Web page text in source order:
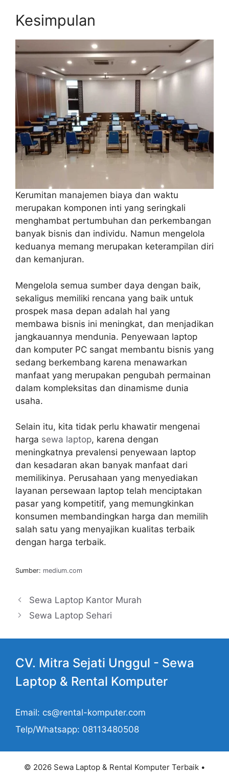
Kesimpulan
Kerumitan manajemen biaya dan waktu
merupakan komponen inti yang seringkali
menghambat pertumbuhan dan perkembangan
banyak bisnis dan individu. Namun mengelola
keduanya memang merupakan keterampilan diri
dan kemanjuran.
Mengelola semua sumber daya dengan baik,
sekaligus memiliki rencana yang baik untuk
prospek masa depan adalah hal yang
membawa bisnis ini meningkat, dan menjadikan
jangkauannya mendunia. Penyewaan laptop
dan komputer PC sangat membantu bisnis yang
sedang berkembang karena menawarkan
manfaat yang merupakan pengubah permainan
dalam kompleksitas dan dinamisme dunia
usaha.
Selain itu, kita tidak perlu khawatir mengenai
harga sewa laptop, karena dengan
meningkatnya prevalensi penyewaan laptop
dan kesadaran akan banyak manfaat dari
memilikinya. Perusahaan yang menyediakan
layanan persewaan laptop telah menciptakan
pasar yang kompetitif, yang memungkinkan
konsumen membandingkan harga dan memilih
salah satu yang menyajikan kualitas terbaik
dengan harga terbaik.
Sumber: medium.com
Sewa Laptop Kantor Murah
Sewa Laptop Sehari
CV. Mitra Sejati Unggul - Sewa
Laptop & Rental Komputer
Email: cs@rental-komputer.com
Telp/Whatsapp: 08113480508
© 2026 Sewa Laptop & Rental Komputer Terbaik •